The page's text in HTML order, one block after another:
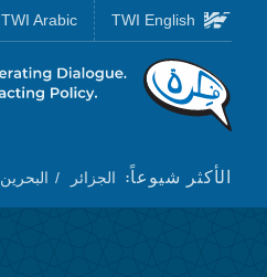
Skip to main content
Homepage
الأكثر شيوعاً: الجزائر البحرين
TWI English
TWI Arabic: